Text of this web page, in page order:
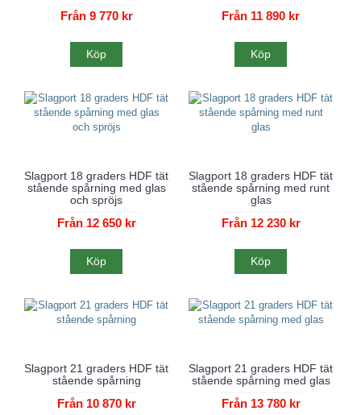
Från 9 770 kr
Köp
Från 11 890 kr
Köp
Slagport 18 graders HDF tät
stående spårning med glas
och spröjs
Från 12 650 kr
Köp
Slagport 18 graders HDF tät
stående spårning med runt
glas
Från 12 230 kr
Köp
Slagport 21 graders HDF tät
stående spårning
Från 10 870 kr
Slagport 21 graders HDF tät
stående spårning med glas
Från 13 780 kr